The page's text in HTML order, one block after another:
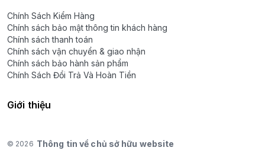
Chính Sách Kiểm Hàng
Chính sách bảo mật thông tin khách hàng
Chính sách thanh toán
Chính sách vận chuyển & giao nhận
Chính sách bảo hành sản phẩm
Chính Sách Đổi Trả Và Hoàn Tiền
Giới thiệu
© 2026 Thông tin về chủ sở hữu website